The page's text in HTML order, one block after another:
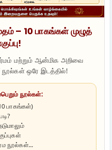
– 10 பாகங்கள் முழுத்
மற்றும் ஆன்மிக அறிவை
நூல்கள் ஒரே இடத்தில்!
நூல்கள்:
பாகங்கள்)
நூல்கள்...